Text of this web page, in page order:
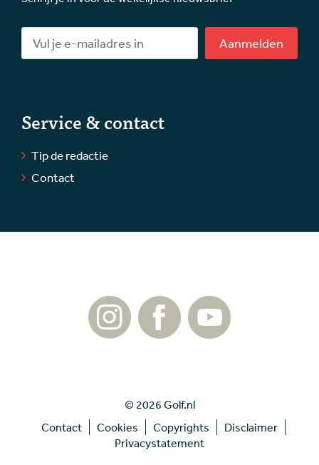
Aanmelden
Service & contact
Tip de redactie
Contact
© 2026 Golf.nl
Contact
Cookies Copyrights
Disclaimer
Privacystatement